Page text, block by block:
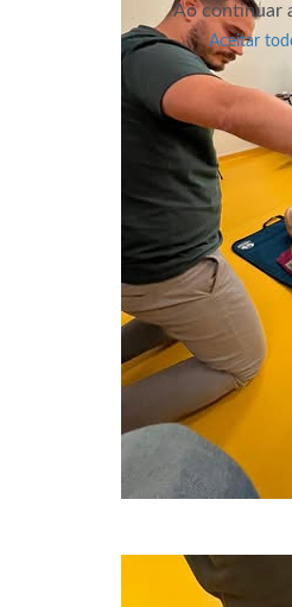
Ao continuar
Aceitar